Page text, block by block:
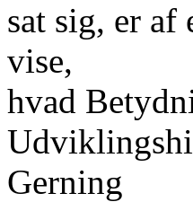
sat sig, er af
vise,
hvad
Gerning